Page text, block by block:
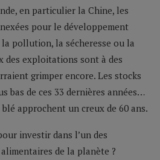
en particulier la Chine, les
pour le développement
pollution, la sécheresse ou la
des exploitations sont à des
grimper encore. Les stocks
bas de ces 33 dernières années…
approchent un creux de 60 ans.
investir dans l’un des
de la planète ?